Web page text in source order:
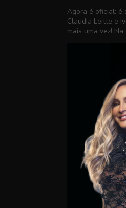
Agora é oficial: é
Claudia Leitte e
mais uma vez!